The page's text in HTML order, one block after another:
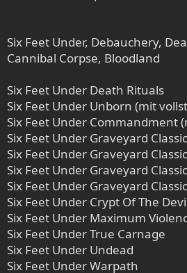
Six Feet Under, Debauchery,
Cannibal Corpse, Bloodland
Six Feet Under Death Rituals
Six Feet Under Unborn (mit
Six Feet Under Commandment
Six Feet Under Graveyard
Six Feet Under Graveyard
Six Feet Under Graveyard
Six Feet Under Graveyard
Six Feet Under Crypt Of The
Six Feet Under Maximum
Six Feet Under True Carnage
Six Feet Under Undead
Six Feet Under Warpath